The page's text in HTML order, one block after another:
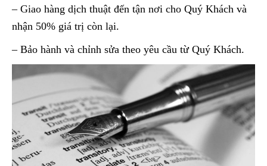
– Giao hàng dịch thuật đến tận nơi cho Quý Khách và
nhận 50% giá trị còn lại.
– Bảo hành và chỉnh sửa theo yêu cầu từ Quý Khách.